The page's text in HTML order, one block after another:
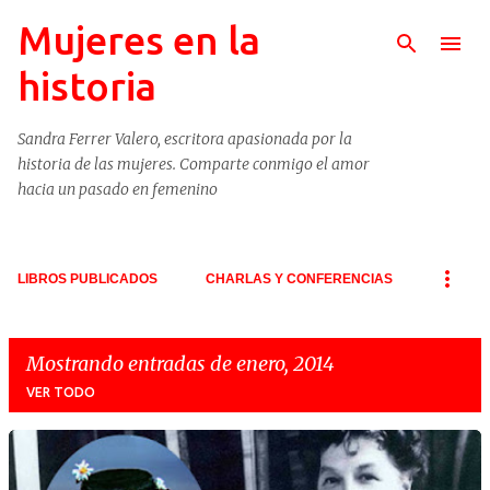
Ir al contenido principal
Mujeres en la
historia
Sandra Ferrer Valero, escritora apasionada por la
historia de las mujeres. Comparte conmigo el amor
hacia un pasado en femenino
LIBROS PUBLICADOS CHARLAS Y CONFERENCIAS
Mostrando entradas de enero, 2014
VER TODO
E